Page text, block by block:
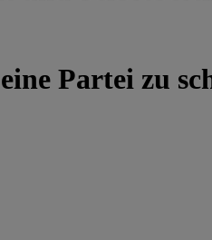
Partei zu